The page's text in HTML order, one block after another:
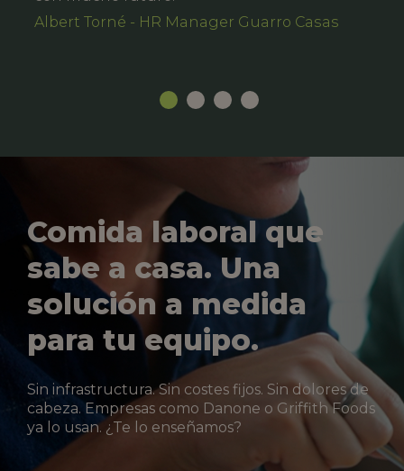
Albert Torné - HR Manager Guarro Casas
Comida laboral que
sabe a casa. Una
solución a medida
para tu equipo.
Sin infrastructura. Sin costes fijos. Sin dolores de
cabeza. Empresas como Danone o Griffith Foods
ya lo usan. ¿Te lo enseñamos?